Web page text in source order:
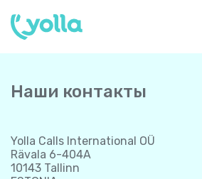
Наши контакты
Yolla Calls International OÜ
Rävala 6-404A
10143 Tallinn